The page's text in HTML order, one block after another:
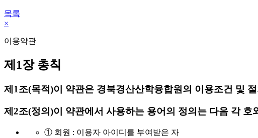
목록
×
이용약관
제1장 총칙
제1조(목적)이 약관은 경북경산산학융합원의 이용조건 및
제2조(정의)이 약관에서 사용하는 용어의 정의는 다음 각 호
① 회원 : 이용자 아이디를 부여받은 자